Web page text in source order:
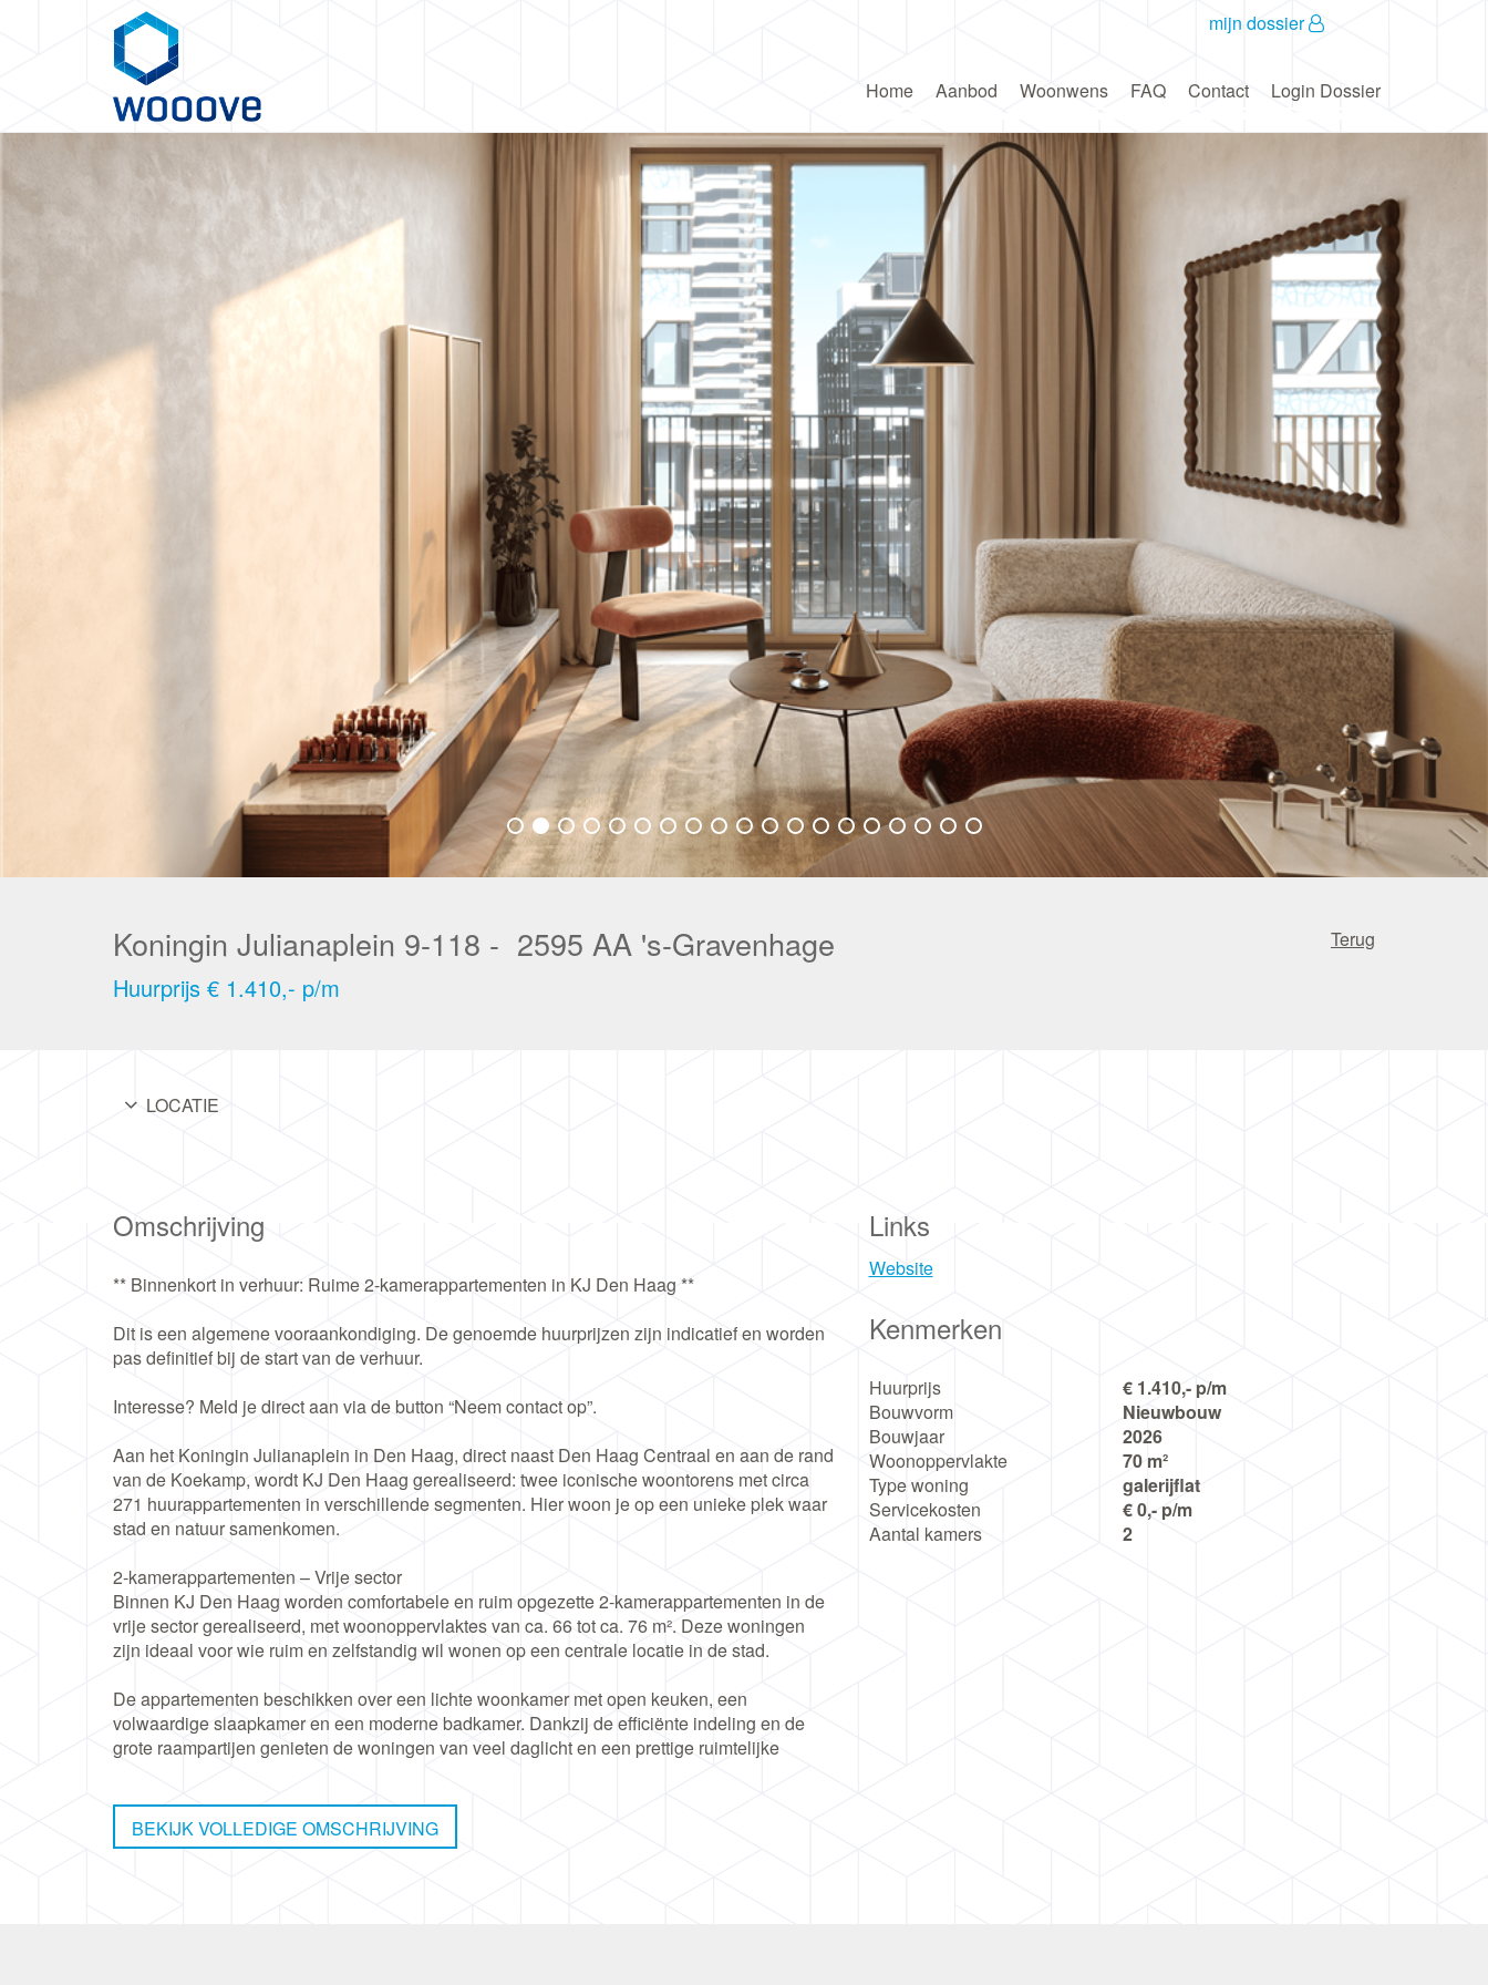
mijn dossier
Home Aanbod Woonwens FAQ Contact Login Dossier
Terug
Koningin Julianaplein 9-118 - 2595 AA 's-Gravenhage
Huurprijs € 1.410,- p/m
LOCATIE
Omschrijving
** Binnenkort in verhuur: Ruime 2-kamerappartementen in KJ Den Haag **
Dit is een algemene vooraankondiging. De genoemde huurprijzen zijn indicatief en worden
pas definitief bij de start van de verhuur.
Interesse? Meld je direct aan via de button “Neem contact op”.
Aan het Koningin Julianaplein in Den Haag, direct naast Den Haag Centraal en aan de rand
van de Koekamp, wordt KJ Den Haag gerealiseerd: twee iconische woontorens met circa
271 huurappartementen in verschillende segmenten. Hier woon je op een unieke plek waar
stad en natuur samenkomen.
2-kamerappartementen – Vrije sector
Binnen KJ Den Haag worden comfortabele en ruim opgezette 2-kamerappartementen in de
vrije sector gerealiseerd, met woonoppervlaktes van ca. 66 tot ca. 76 m². Deze woningen
zijn ideaal voor wie ruim en zelfstandig wil wonen op een centrale locatie in de stad.
De appartementen beschikken over een lichte woonkamer met open keuken, een
volwaardige slaapkamer en een moderne badkamer. Dankzij de efficiënte indeling en de
grote raampartijen genieten de woningen van veel daglicht en een prettige ruimtelijke
inbouwapparatuur en een moderne badkamer. Hier woon je comfortabel, met alle gemakken
binnen handbereik.
BEKIJK VOLLEDIGE OMSCHRIJVING
Links
Website
Kenmerken
Huurprijs
€ 1.410,- p/m
Bouwvorm
Nieuwbouw
Bouwjaar
2026
Woonoppervlakte
70 m²
Type woning
galerijflat
Servicekosten
€ 0,- p/m
Aantal kamers
2